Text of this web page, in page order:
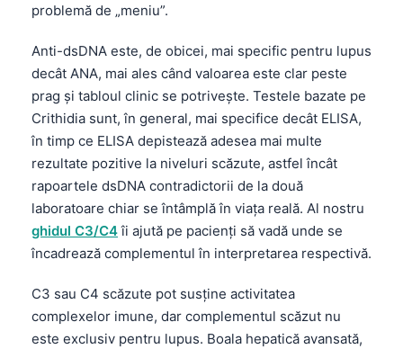
problemă de „meniu”.
Anti-dsDNA este, de obicei, mai specific pentru lupus
decât ANA, mai ales când valoarea este clar peste
prag și tabloul clinic se potrivește. Testele bazate pe
Crithidia sunt, în general, mai specifice decât ELISA,
în timp ce ELISA depistează adesea mai multe
rezultate pozitive la niveluri scăzute, astfel încât
rapoartele dsDNA contradictorii de la două
laboratoare chiar se întâmplă în viața reală. Al nostru
ghidul C3/C4îi ajută pe pacienți să vadă unde se
încadrează complementul în interpretarea respectivă.
C3 sau C4 scăzute pot susține activitatea
complexelor imune, dar complementul scăzut nu
este exclusiv pentru lupus. Boala hepatică avansată,